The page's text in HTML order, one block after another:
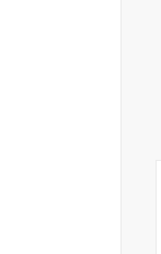
속
다.
는
---
중
것